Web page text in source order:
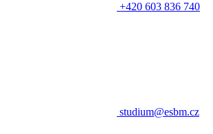
+420 603 836 740
studium@esbm.cz